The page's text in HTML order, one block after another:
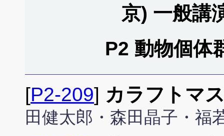
京) 一般講
P2 動物個体
[P2-209] カラフトマ
田健太郎・森田晶子・福